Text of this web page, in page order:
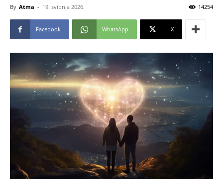
By Atma - 19. svibnja 2026. 14254
Facebook WhatsApp X